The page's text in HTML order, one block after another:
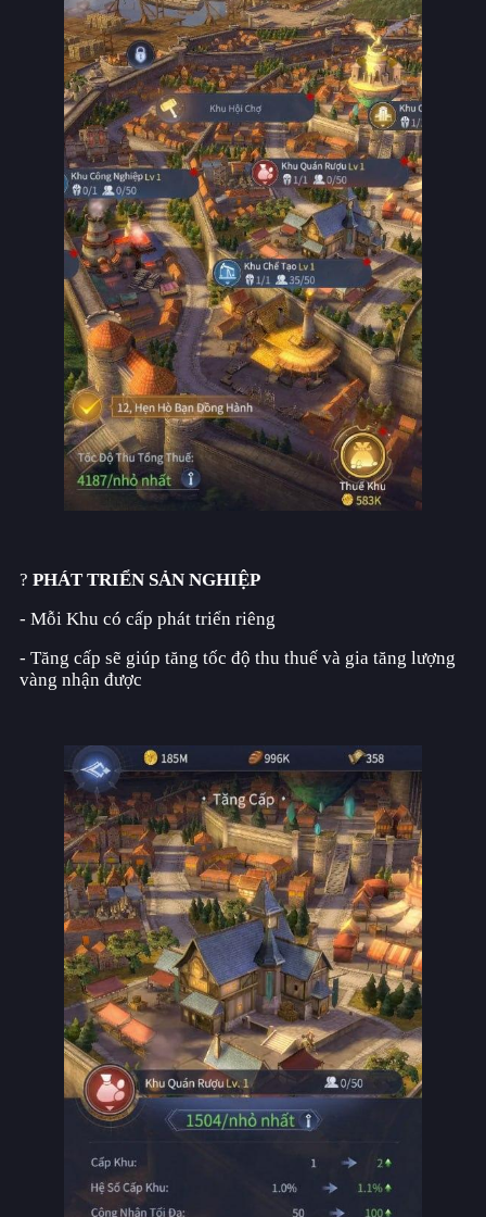
? PHÁT TRIỂN SẢN NGHIỆP
- Mỗi Khu có cấp phát triển riêng
- Tăng cấp sẽ giúp tăng tốc độ thu thuế và gia tăng lượng
vàng nhận được